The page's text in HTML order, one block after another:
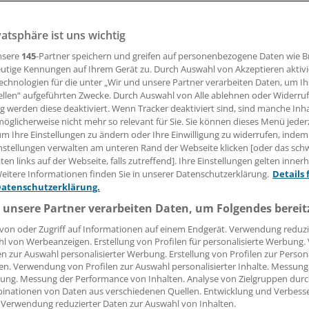
Staeck
05:00 Uhr
Euro haben GKV-Versicherte inzwischen an
1,5 Milliarden Euro sind in den vergangenen zwölf
Was tut die Regierung? Nichts. Sie ignoriert ein
eine ordnungspolitische Großbaustelle ist: Die Zahl
ist – politisch gewollt – im Kielwasser der "Agenda 2010"
genauso wie Menschen mit Einkommen
dass sie auf eigene Rechnung arbeiten.
Krankenversicherung lebt die alte Bismarck-
bereits die überkommene Unterscheidung von
ist uns wichtig
145-Partner speichern und greifen auf personenbezogene Daten wie
Kennungen auf Ihrem Gerät zu. Durch Auswahl von Akzeptieren
für die unter „Wir und unsere Partner verarbeiten Daten, um
aufgeführten Zwecke. Durch Auswahl von Alle ablehnen oder
werden diese deaktiviert. Wenn Tracker deaktiviert sind, sind manche
nicht mehr so relevant für Sie. Sie können dieses Menü
Ihre Einstellungen zu ändern oder Ihre Einwilligung zu widerrufen, indem
verwalten am unteren Rand der Webseite klicken [oder das
links auf der Webseite, falls zutreffend]. Ihre Einstellungen gelten
Informationen finden Sie in unserer Datenschutzerklärung. Details
Partner verarbeiten Daten, um Folgendes
oder Zugriff auf Informationen auf einem Endgerät. Verwendung
von Werbeanzeigen. Erstellung von Profilen für personalisierte
zur Auswahl personalisierter Werbung. Erstellung von Profilen zur
Verwendung von Profilen zur Auswahl personalisierter Inhalte.
Messung der Performance von Inhalten. Analyse von Zielgruppen
von Daten aus verschiedenen Quellen. Entwicklung und
reduzierter Daten zur Auswahl von Inhalten.